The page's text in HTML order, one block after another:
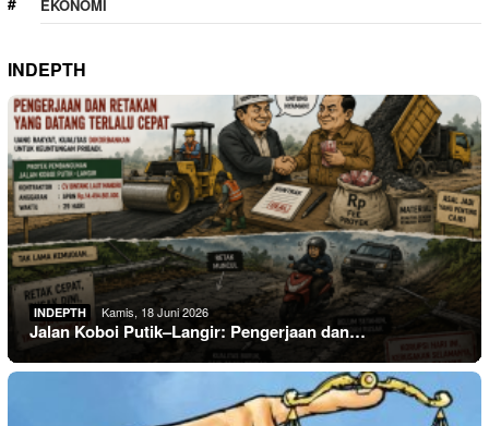
EKONOMI
INDEPTH
INDEPTH Kamis, 18 Juni 2026
Jalan Koboi Putik–Langir: Pengerjaan dan…